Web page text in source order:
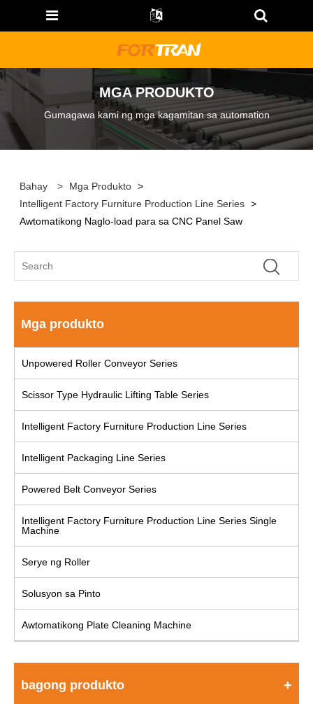
MGA PRODUKTO
Gumagawa kami ng mga kagamitan sa automation
Bahay > Mga Produkto >
Intelligent Factory Furniture Production Line Series >
Awtomatikong Naglo-load para sa CNC Panel Saw
Mga produkto
Unpowered Roller Conveyor Series
Scissor Type Hydraulic Lifting Table Series
Intelligent Factory Furniture Production Line Series
Intelligent Packaging Line Series
Powered Belt Conveyor Series
Intelligent Factory Furniture Production Line Series Single
Machine
Serye ng Roller
Solusyon sa Pinto
Awtomatikong Plate Cleaning Machine
bagong produkto